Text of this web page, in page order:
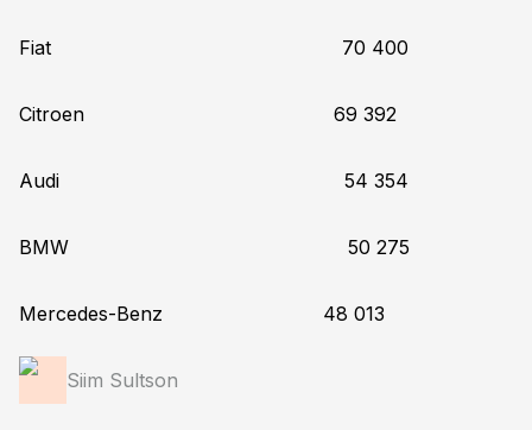
Fiat 70 400
Citroen 69 392
Audi 54 354
BMW 50 275
Mercedes-Benz 48 013
Siim Sultson